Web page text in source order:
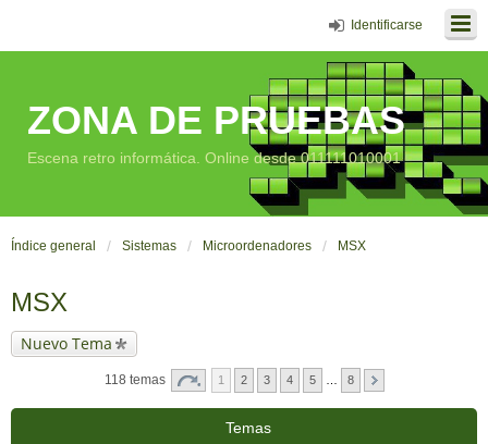
Identificarse
ZONA DE PRUEBAS
Escena retro informática. Online desde 011111010001
Índice general Sistemas Microordenadores MSX
MSX
Nuevo Tema
118 temas 1 2 3 4 5 8
Temas